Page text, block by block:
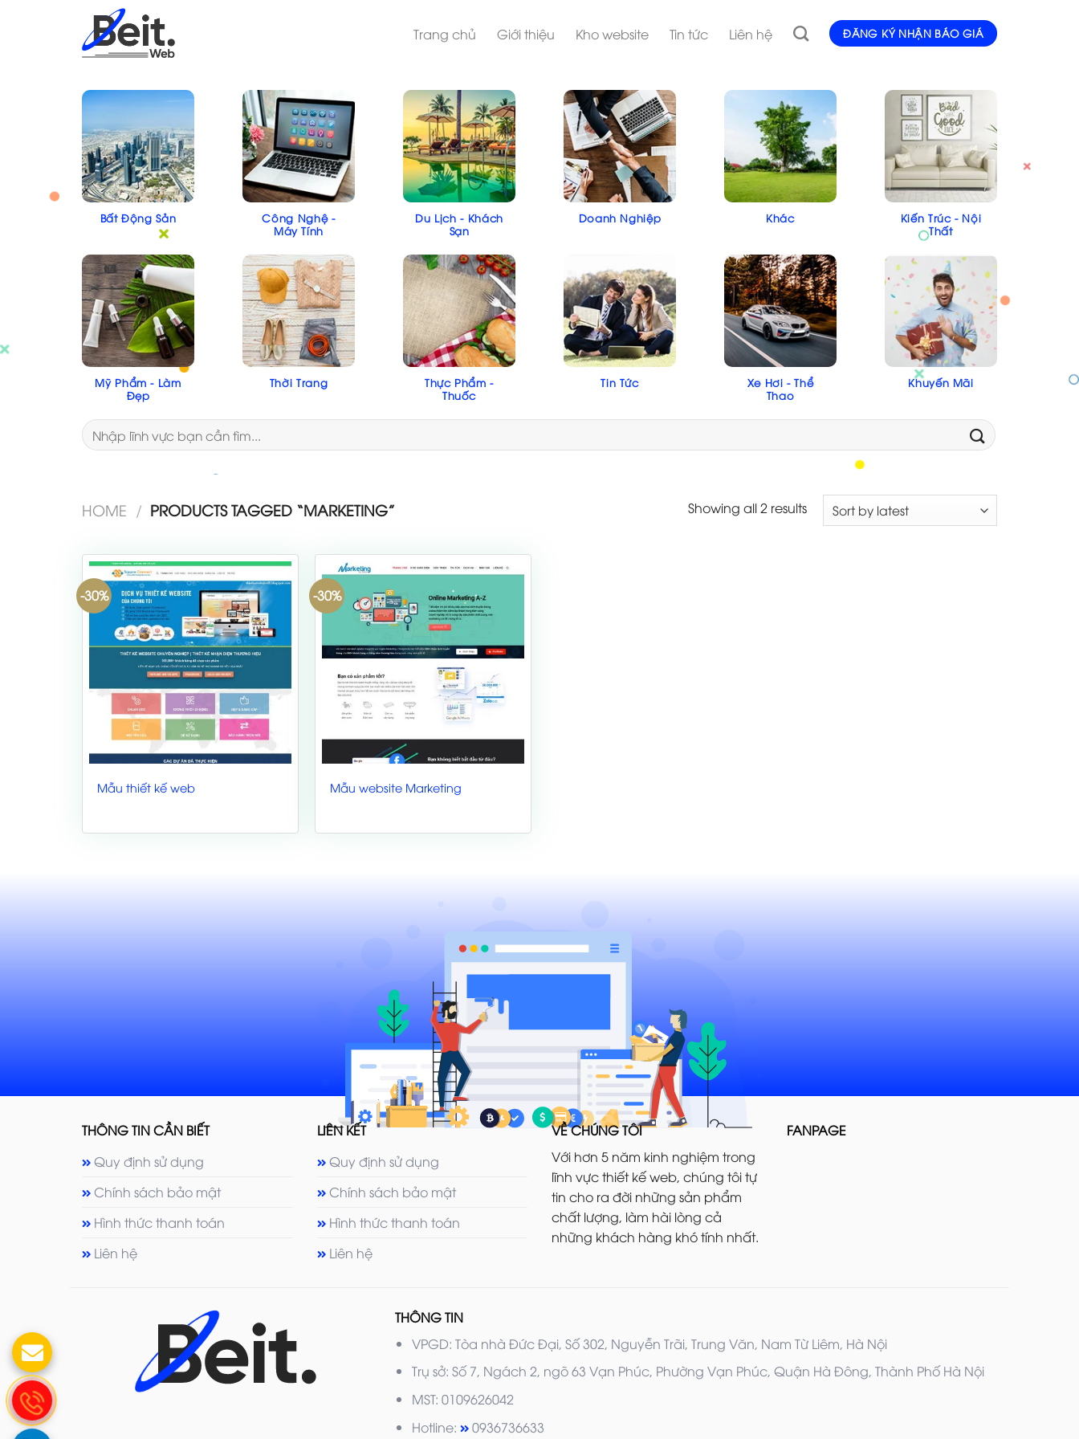
Trang chủ Giới thiệu Kho website Tin tức Liên hệ ĐĂNG KÝ NHẬN BÁO GIÁ
Bất Động Sản
Công Nghệ -
Máy Tính
Du Lịch - Khách
Sạn
Doanh Nghiệp Khác
Kiến Trúc - Nội
Thất
Mỹ Phẩm - Làm
Đẹp
Thời Trang
Thực Phẩm -
Thuốc
Tin Tức
Xe Hơi - Thể
Thao
Khuyến Mãi
Search
for:
HOME / PRODUCTS TAGGED “MARKETING” Showing all 2 results
-30%
Mẫu thiết kế web
-30%
Mẫu website Marketing
THÔNG TIN CẦN BIẾT
Quy định sử dụng
Chính sách bảo mật
Hình thức thanh toán
Liên hệ
LIÊN KẾT
Quy định sử dụng
Chính sách bảo mật
Hình thức thanh toán
Liên hệ
VỀ CHÚNG TÔI
Với hơn 5 năm kinh nghiệm trong
lĩnh vực thiết kế web, chúng tôi tự
tin cho ra đời những sản phẩm
chất lượng, làm hài lòng cả
những khách hàng khó tính nhất.
FANPAGE
THÔNG TIN
VPGD: Tòa nhà Đức Đại, Số 302, Nguyễn Trãi, Trung Văn, Nam Từ Liêm, Hà Nội
Trụ sở: Số 7, Ngách 2, ngõ 63 Vạn Phúc, Phường Vạn Phúc, Quận Hà Đông, Thành Phố Hà Nội
MST: 0109626042
Hotline:
0936736633